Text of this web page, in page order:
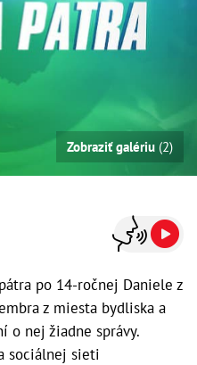
Zobraziť galériu (2)
po 14-ročnej Daniele z
z miesta bydliska a
o nej žiadne správy.
sociálnej sieti